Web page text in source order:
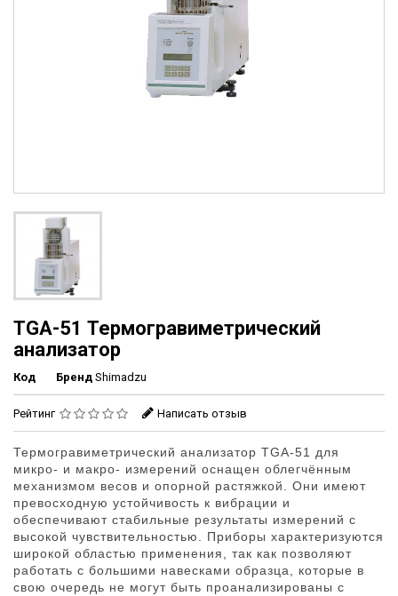
TGA-51 Термогравиметрический
анализатор
Код Бренд Shimadzu
Рейтинг Написать отзыв
Термогравиметрический анализатор TGA-51 для
микро- и макро- измерений оснащен облегчённым
механизмом весов и опорной растяжкой. Они имеют
превосходную устойчивость к вибрации и
обеспечивают стабильные результаты измерений с
высокой чувствительностью. Приборы характеризуются
широкой областью применения, так как позволяют
работать с большими навесками образца, которые в
свою очередь не могут быть проанализированы с